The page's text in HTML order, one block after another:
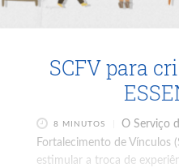
SCFV para
8 MINUTOS
O Serviço
Fortalecimento de Vínculos
estimular a troca de